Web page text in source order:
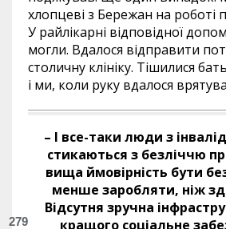
хлопцеві з Бережан на роботі
У райлікарні відповідної
могли. Вдалося відправити
столичну клініку. Тішилися
і ми, коли руку вдалося
– І все-таки люди з
стикаються з безліччю
вища ймовірність бути
менше заробляти, ніж
Відсутня зручна
кращого соціальне
279